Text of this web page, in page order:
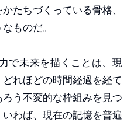
たちづくっている骨格、
ものだ。
で未来を描くことは、現
れほどの時間経過を経て
う不変的な枠組みを見つ
わば、現在の記憶を普遍